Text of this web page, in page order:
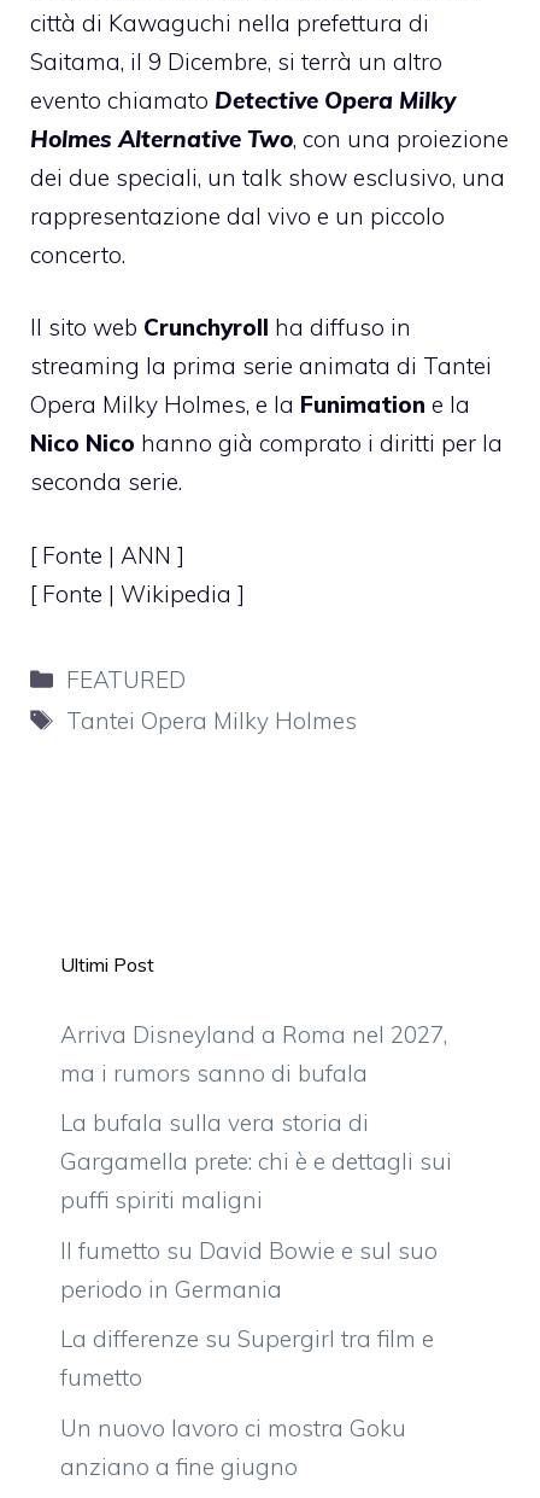
città di Kawaguchi nella prefettura di
Saitama, il 9 Dicembre, si terrà un altro
evento chiamato Detective Opera Milky
Holmes Alternative Two, con una proiezione
dei due speciali, un talk show esclusivo, una
rappresentazione dal vivo e un piccolo
concerto.
Il sito web Crunchyroll ha diffuso in
streaming la prima serie animata di Tantei
Opera Milky Holmes, e la Funimation e la
Nico Nico hanno già comprato i diritti per la
seconda serie.
[ Fonte | ANN ]
[ Fonte | Wikipedia ]
Categorie
FEATURED
Tag
Tantei Opera Milky Holmes
Ultimi Post
Arriva Disneyland a Roma nel 2027,
ma i rumors sanno di bufala
La bufala sulla vera storia di
Gargamella prete: chi è e dettagli sui
puffi spiriti maligni
Il fumetto su David Bowie e sul suo
periodo in Germania
La differenze su Supergirl tra film e
fumetto
Un nuovo lavoro ci mostra Goku
anziano a fine giugno